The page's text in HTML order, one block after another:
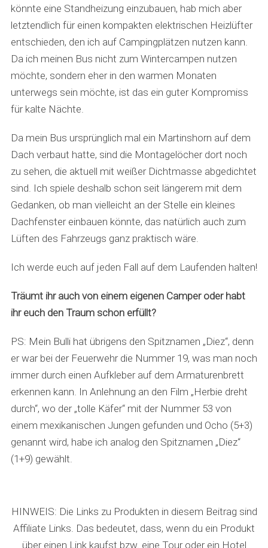
könnte eine Standheizung einzubauen, hab mich aber
letztendlich für einen kompakten elektrischen Heizlüfter
entschieden, den ich auf Campingplätzen nutzen kann.
Da ich meinen Bus nicht zum Wintercampen nutzen
möchte, sondern eher in den warmen Monaten
unterwegs sein möchte, ist das ein guter Kompromiss
für kalte Nächte.
Da mein Bus ursprünglich mal ein Martinshorn auf dem
Dach verbaut hatte, sind die Montagelöcher dort noch
zu sehen, die aktuell mit weißer Dichtmasse abgedichtet
sind. Ich spiele deshalb schon seit längerem mit dem
Gedanken, ob man vielleicht an der Stelle ein kleines
Dachfenster einbauen könnte, das natürlich auch zum
Lüften des Fahrzeugs ganz praktisch wäre.
Ich werde euch auf jeden Fall auf dem Laufenden halten!
Träumt ihr auch von einem eigenen Camper oder habt
ihr euch den Traum schon erfüllt?
PS: Mein Bulli hat übrigens den Spitznamen „Diez“, denn
er war bei der Feuerwehr die Nummer 19, was man noch
immer durch einen Aufkleber auf dem Armaturenbrett
erkennen kann. In Anlehnung an den Film „Herbie dreht
durch“, wo der „tolle Käfer“ mit der Nummer 53 von
einem mexikanischen Jungen gefunden und Ocho (5+3)
genannt wird, habe ich analog den Spitznamen „Diez“
(1+9) gewählt.
HINWEIS: Die Links zu Produkten in diesem Beitrag sind
Affiliate Links. Das bedeutet, dass, wenn du ein Produkt
über einen Link kaufst bzw. eine Tour oder ein Hotel